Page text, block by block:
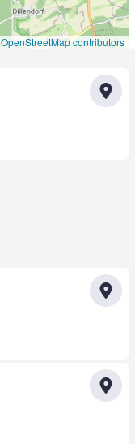
OpenStreetMap contributors